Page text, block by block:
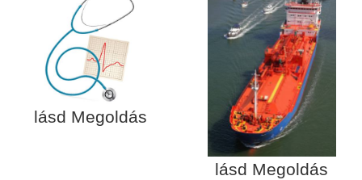
lásd Megoldás
lásd Megoldás